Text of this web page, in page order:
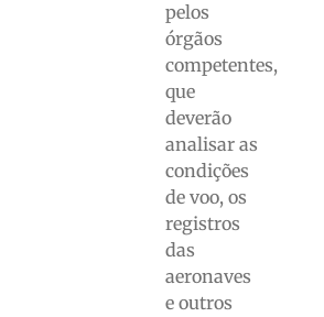
pelos
órgãos
competentes,
que
deverão
analisar as
condições
de voo, os
registros
das
aeronaves
e outros